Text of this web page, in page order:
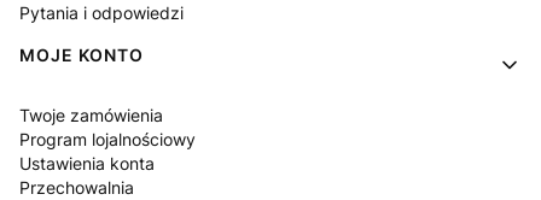
Pytania i odpowiedzi
MOJE KONTO
Twoje zamówienia
Program lojalnościowy
Ustawienia konta
Przechowalnia